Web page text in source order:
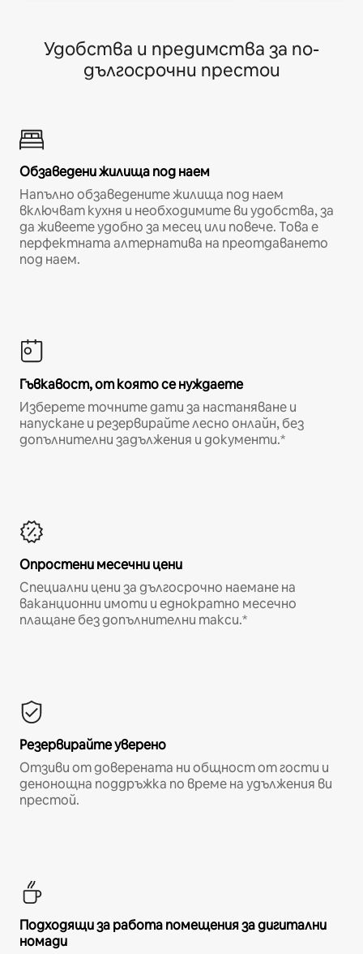
Удобства и предимства за по-
дългосрочни престои
Обзаведени жилища под наем
Напълно обзаведените жилища под наем
включват кухня и необходимите ви удобства, за
да живеете удобно за месец или повече. Това е
перфектната алтернатива на преотдаването
под наем.
Гъвкавост, от която се нуждаете
Изберете точните дати за настаняване и
напускане и резервирайте лесно онлайн, без
допълнителни задължения и документи.*
Опростени месечни цени
Специални цени за дългосрочно наемане на
ваканционни имоти и еднократно месечно
плащане без допълнителни такси.*
Резервирайте уверено
Отзиви от доверената ни общност от гости и
денонощна поддръжка по време на удължения ви
престой.
Подходящи за работа помещения за дигитални
номади